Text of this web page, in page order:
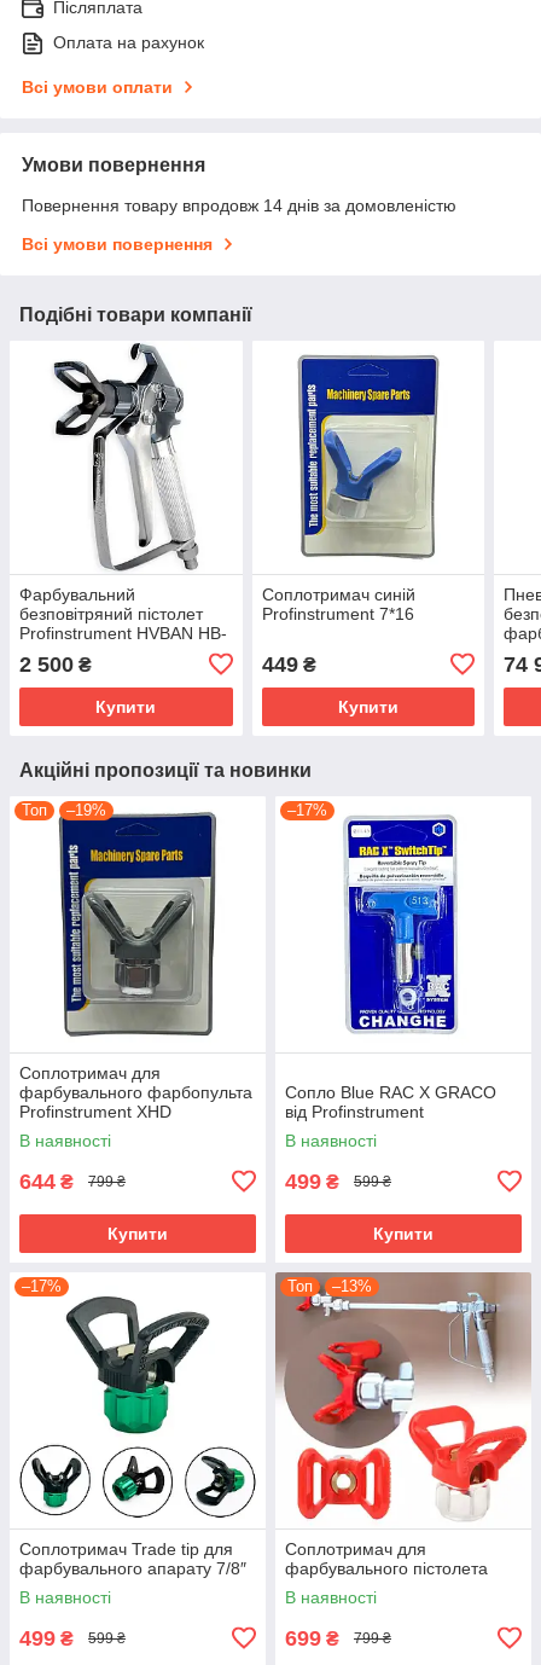
Післяплата
Оплата на рахунок
Всі умови оплати
Умови повернення
Повернення товару впродовж 14 днів за домовленістю
Всі умови повернення
Подібні товари компанії
Фарбувальний
безповітряний пістолет
Profinstrument HVBAN HB-
2 500 ₴
Купити
Соплотримач синій
Profinstrument 7*16
449₴
Купити
74
Акційні пропозиції та новинки
Топ –19%
Соплотримач для
фарбувального фарбопульта
Profinstrument XHD
В наявності
644 ₴ 799 ₴
Купити
–17%
Сопло Blue RAC X GRACO
від Profinstrument
В наявності
499 ₴ 599 ₴
Купити
–17%
Соплотримач Trade tip для
фарбувального апарату 7/8″
В наявності
499 ₴ 599 ₴
Топ –13%
Соплотримач для
фарбувального пістолета
В наявності
699 ₴ 799 ₴